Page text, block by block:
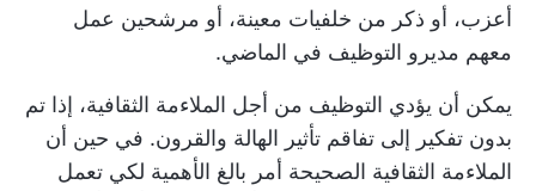
أعزب، أو ذكر من خلفيات معينة، أو مرشحين عمل
معهم مديرو التوظيف في الماضي.
يمكن أن يؤدي التوظيف من أجل الملاءمة الثقافية، إذا تم
بدون تفكير إلى تفاقم تأثير الهالة والقرون. في حين أن
الملاءمة الثقافية الصحيحة أمر بالغ الأهمية لكي تعمل